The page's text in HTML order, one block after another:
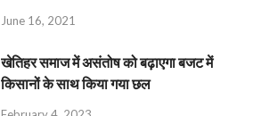
June 16, 2021
खेतिहर समाज में असंतोष को बढ़ाएगा बजट में
किसानों के साथ किया गया छल